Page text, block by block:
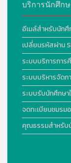
บริการนักศึกษ
อีเมล์สำหรับนักศึ
เปลี่ยนรหัสผ่าน
ระบบบริการการ
ระบบบริหารจัดก
ระบบรับนักศึกษา
จดทะเบียนชมรม
คุณธรรมสำหรับ